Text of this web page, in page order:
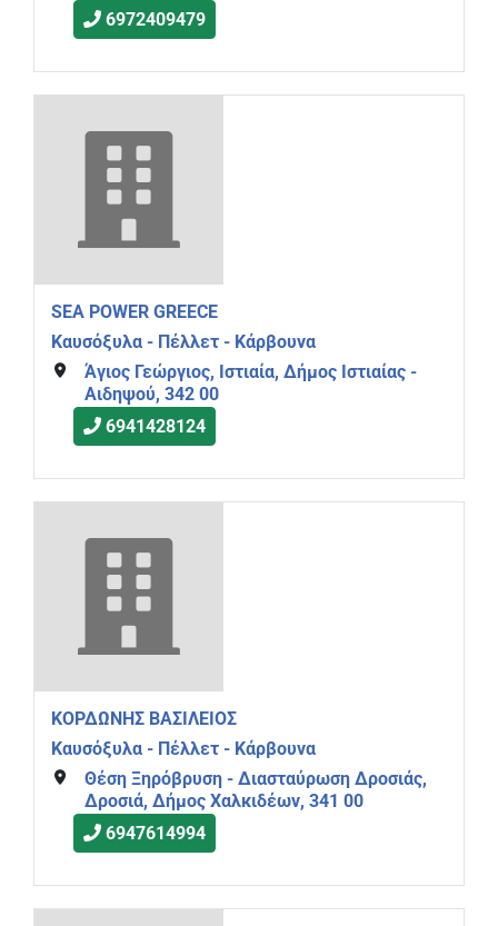
6972409479
SEA POWER GREECE
Καυσόξυλα - Πέλλετ - Κάρβουνα
Άγιος Γεώργιος, Ιστιαία, Δήμος Ιστιαίας -
Αιδηψού, 342 00
6941428124
ΚΟΡΔΩΝΗΣ ΒΑΣΙΛΕΙΟΣ
Καυσόξυλα - Πέλλετ - Κάρβουνα
Θέση Ξηρόβρυση - Διασταύρωση Δροσιάς,
Δροσιά, Δήμος Χαλκιδέων, 341 00
6947614994